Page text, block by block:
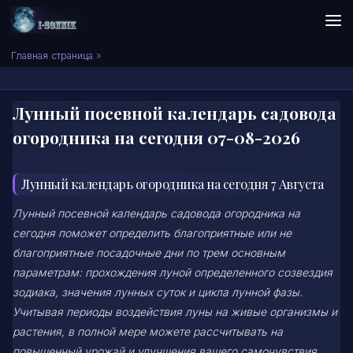
Skip to content
Сонник I-SONNIK.COM
Главная страница »
Лунный посевной календарь садовода
огородника на сегодня 07-08-2026
Лунный календарь огородника на сегодня 7 Августа
Лунный посевной календарь садовода огородника на
сегодня поможет определить благоприятные или не
благоприятные посадочные дни по трем основным
параметрам: прохождения луной определенного созвездия
зодиака, значения лунных суток и цикла лунной фазы.
Учитывая периоды воздействия луны на живые организмы и
растения, в полной мере можете рассчитывать на